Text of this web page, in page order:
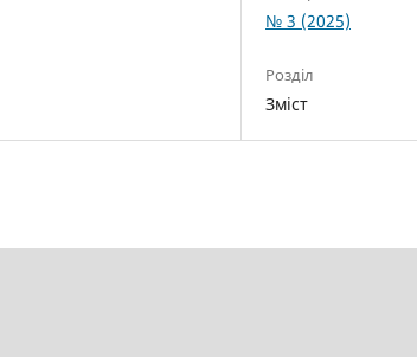
№ 3 (2025)
Розділ
Зміст